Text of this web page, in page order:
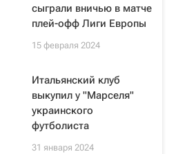
сыграли вничью в матче
плей-офф Лиги Европы
15 февраля 2024
Итальянский клуб
выкупил у "Марселя"
украинского
футболиста
31 января 2024